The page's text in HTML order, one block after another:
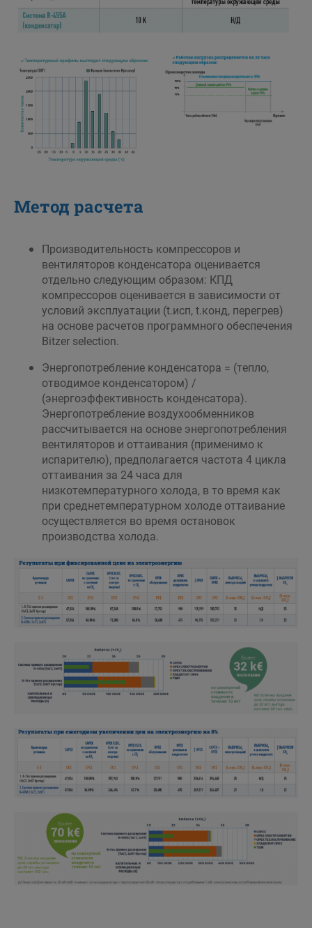
Метод расчета
Производительность компрессоров и
вентиляторов конденсатора оценивается
отдельно следующим образом: КПД
компрессоров оценивается в зависимости от
условий эксплуатации (t.исп, t.конд, перегрев)
на основе расчетов программного обеспечения
Bitzer selection.
Энергопотребление конденсатора = (тепло,
отводимое конденсатором) /
(энергоэффективность конденсатора).
Энергопотребление воздухообменников
рассчитывается на основе энергопотребления
вентиляторов и оттаивания (применимо к
испарителю), предполагается частота 4 цикла
оттаивания за 24 часа для
низкотемпературного холода, в то время как
при среднетемпературном холоде оттаивание
осуществляется во время остановок
производства холода.